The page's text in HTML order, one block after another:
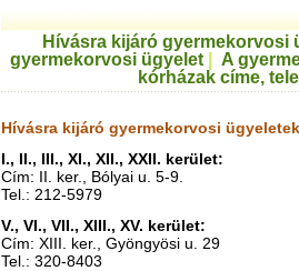
Hívásra kijáró gyermekorvosi
gyermekorvosi ügyelet
A
kórházak címe,
Hívásra kijáró gyermekorvosi ügyeletek
I., II., III., XI., XII., XXII. kerület:
Cím: II. ker., Bólyai u. 5-9.
Tel.: 212-5979
V., VI., VII., XIII., XV. kerület:
Cím: XIII. ker., Gyöngyösi u. 29
Tel.: 320-8403